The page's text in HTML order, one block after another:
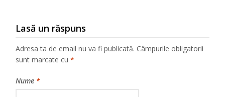
Lasă un răspuns
Adresa ta de email nu va fi publicată. Câmpurile obligatorii
sunt marcate cu*
Nume *